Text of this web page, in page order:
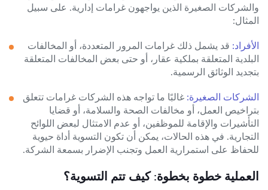
والشركات الصغيرة الذين يواجهون غرامات إدارية. على سبيل
المثال:
الأفراد: قد يشمل ذلك غرامات المرور المتعددة، أو المخالفات
البلدية المتعلقة بملكية عقار، أو حتى بعض المخالفات المتعلقة
بتجديد الوثائق الرسمية.
الشركات الصغيرة: غالبًا ما تواجه هذه الشركات غرامات تتعلق
بتراخيص العمل، أو مخالفات الصحة والسلامة، أو قضايا
التأشيرات والإقامة للموظفين، أو عدم الامتثال لبعض اللوائح
التجارية. في هذه الحالات، يمكن أن تكون التسوية أداة حيوية
للحفاظ على استمرارية العمل وتجنب الإضرار بسمعة الشركة.
العملية خطوة بخطوة: كيف تتم التسوية؟